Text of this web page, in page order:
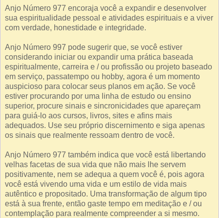
Anjo Número 977 encoraja você a expandir e desenvolver
sua espiritualidade pessoal e atividades espirituais e a viver
com verdade, honestidade e integridade.
Anjo Número 997 pode sugerir que, se você estiver
considerando iniciar ou expandir uma prática baseada
espiritualmente, carreira e / ou profissão ou projeto baseado
em serviço, passatempo ou hobby, agora é um momento
auspicioso para colocar seus planos em ação. Se você
estiver procurando por uma linha de estudo ou ensino
superior, procure sinais e sincronicidades que apareçam
para guiá-lo aos cursos, livros, sites e afins mais
adequados. Use seu próprio discernimento e siga apenas
os sinais que realmente ressoam dentro de você.
Anjo Número 977 também indica que você está libertando
velhas facetas de sua vida que não mais lhe servem
positivamente, nem se adequa a quem você é, pois agora
você está vivendo uma vida e um estilo de vida mais
autêntico e propositado. Uma transformação de algum tipo
está à sua frente, então gaste tempo em meditação e / ou
contemplação para realmente compreender a si mesmo.